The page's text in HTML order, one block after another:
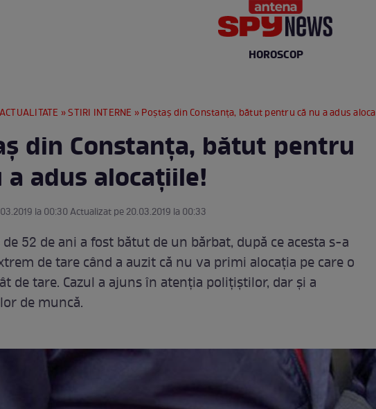
HOROSCOP
ACTUALITATE »STIRI INTERNE » Poştaş din Constanţa, bătut pentru că nu a adus alocaţiile!
din Constanţa, bătut pentru
a adus alocaţiile!
la 00:30 Actualizat pe 20.03.2019 la 00:33
52 de ani a fost bătut de un bărbat, după ce acesta s-a
de tare când a auzit că nu va primi alocaţia pe care o
de tare. Cazul a ajuns în atenţia poliţiştilor, dar şi a
de muncă.